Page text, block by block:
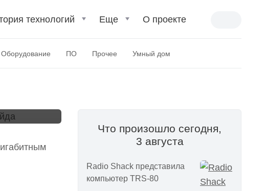
технологий Еще О проекте
Оборудование ПО Прочее Умный дом
Что произошло сегодня,
3 августа
Radio Shack представила
компьютер TRS-80